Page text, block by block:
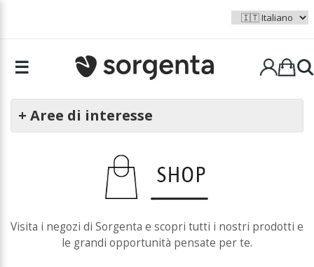
☰
+ Aree di interesse
Visita i negozi di Sorgenta e scopri tutti i nostri prodotti e
le grandi opportunità pensate per te.